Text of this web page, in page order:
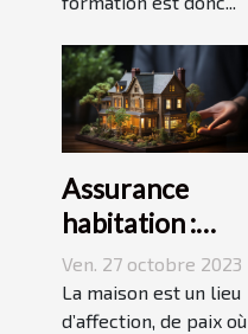
Assurance
habitation :
comment ça
marche ?
Ven. 27 octobre 2023
La maison est un lieu
d’affection, de paix où